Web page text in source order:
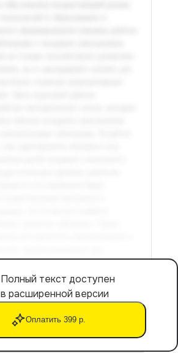
Полный текст доступен
в расширенной версии
Оплатить 399 р.